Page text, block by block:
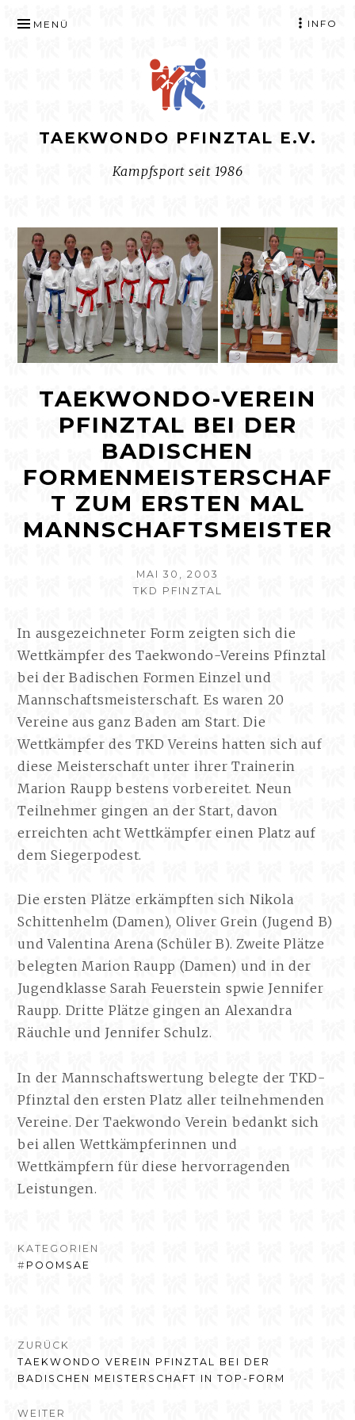
INHALT
TAEKWONDO PFINZTAL E.V.
Kampfsport seit 1986
MENÜ INFO
TAEKWONDO-VEREIN
PFINZTAL BEI DER
BADISCHEN
FORMENMEISTERSCHAF
T ZUM ERSTEN MAL
MANNSCHAFTSMEISTER
VERÖFFENTLICHT
AM
MAI 30, 2003
AUTOR
TKD PFINZTAL
In ausgezeichneter Form zeigten sich die
Wettkämpfer des Taekwondo-Vereins Pfinztal
bei der Badischen Formen Einzel und
Mannschaftsmeisterschaft. Es waren 20
Vereine aus ganz Baden am Start. Die
Wettkämpfer des TKD Vereins hatten sich auf
diese Meisterschaft unter ihrer Trainerin
Marion Raupp bestens vorbereitet. Neun
Teilnehmer gingen an der Start, davon
erreichten acht Wettkämpfer einen Platz auf
dem Siegerpodest.
Die ersten Plätze erkämpften sich Nikola
Schittenhelm (Damen), Oliver Grein (Jugend B)
und Valentina Arena (Schüler B). Zweite Plätze
belegten Marion Raupp (Damen) und in der
Jugendklasse Sarah Feuerstein spwie Jennifer
Raupp. Dritte Plätze gingen an Alexandra
Räuchle und Jennifer Schulz.
In der Mannschaftswertung belegte der TKD-
Pfinztal den ersten Platz aller teilnehmenden
Vereine. Der Taekwondo Verein bedankt sich
bei allen Wettkämpferinnen und
Wettkämpfern für diese hervorragenden
Leistungen.
KATEGORIEN
# POOMSAE
BEITRAGSNAVIGATION
ZURÜCK
VORHERIGER
BEITRAG:
TAEKWONDO VEREIN PFINZTAL BEI DER
BADISCHEN MEISTERSCHAFT IN TOP-FORM
WEITER